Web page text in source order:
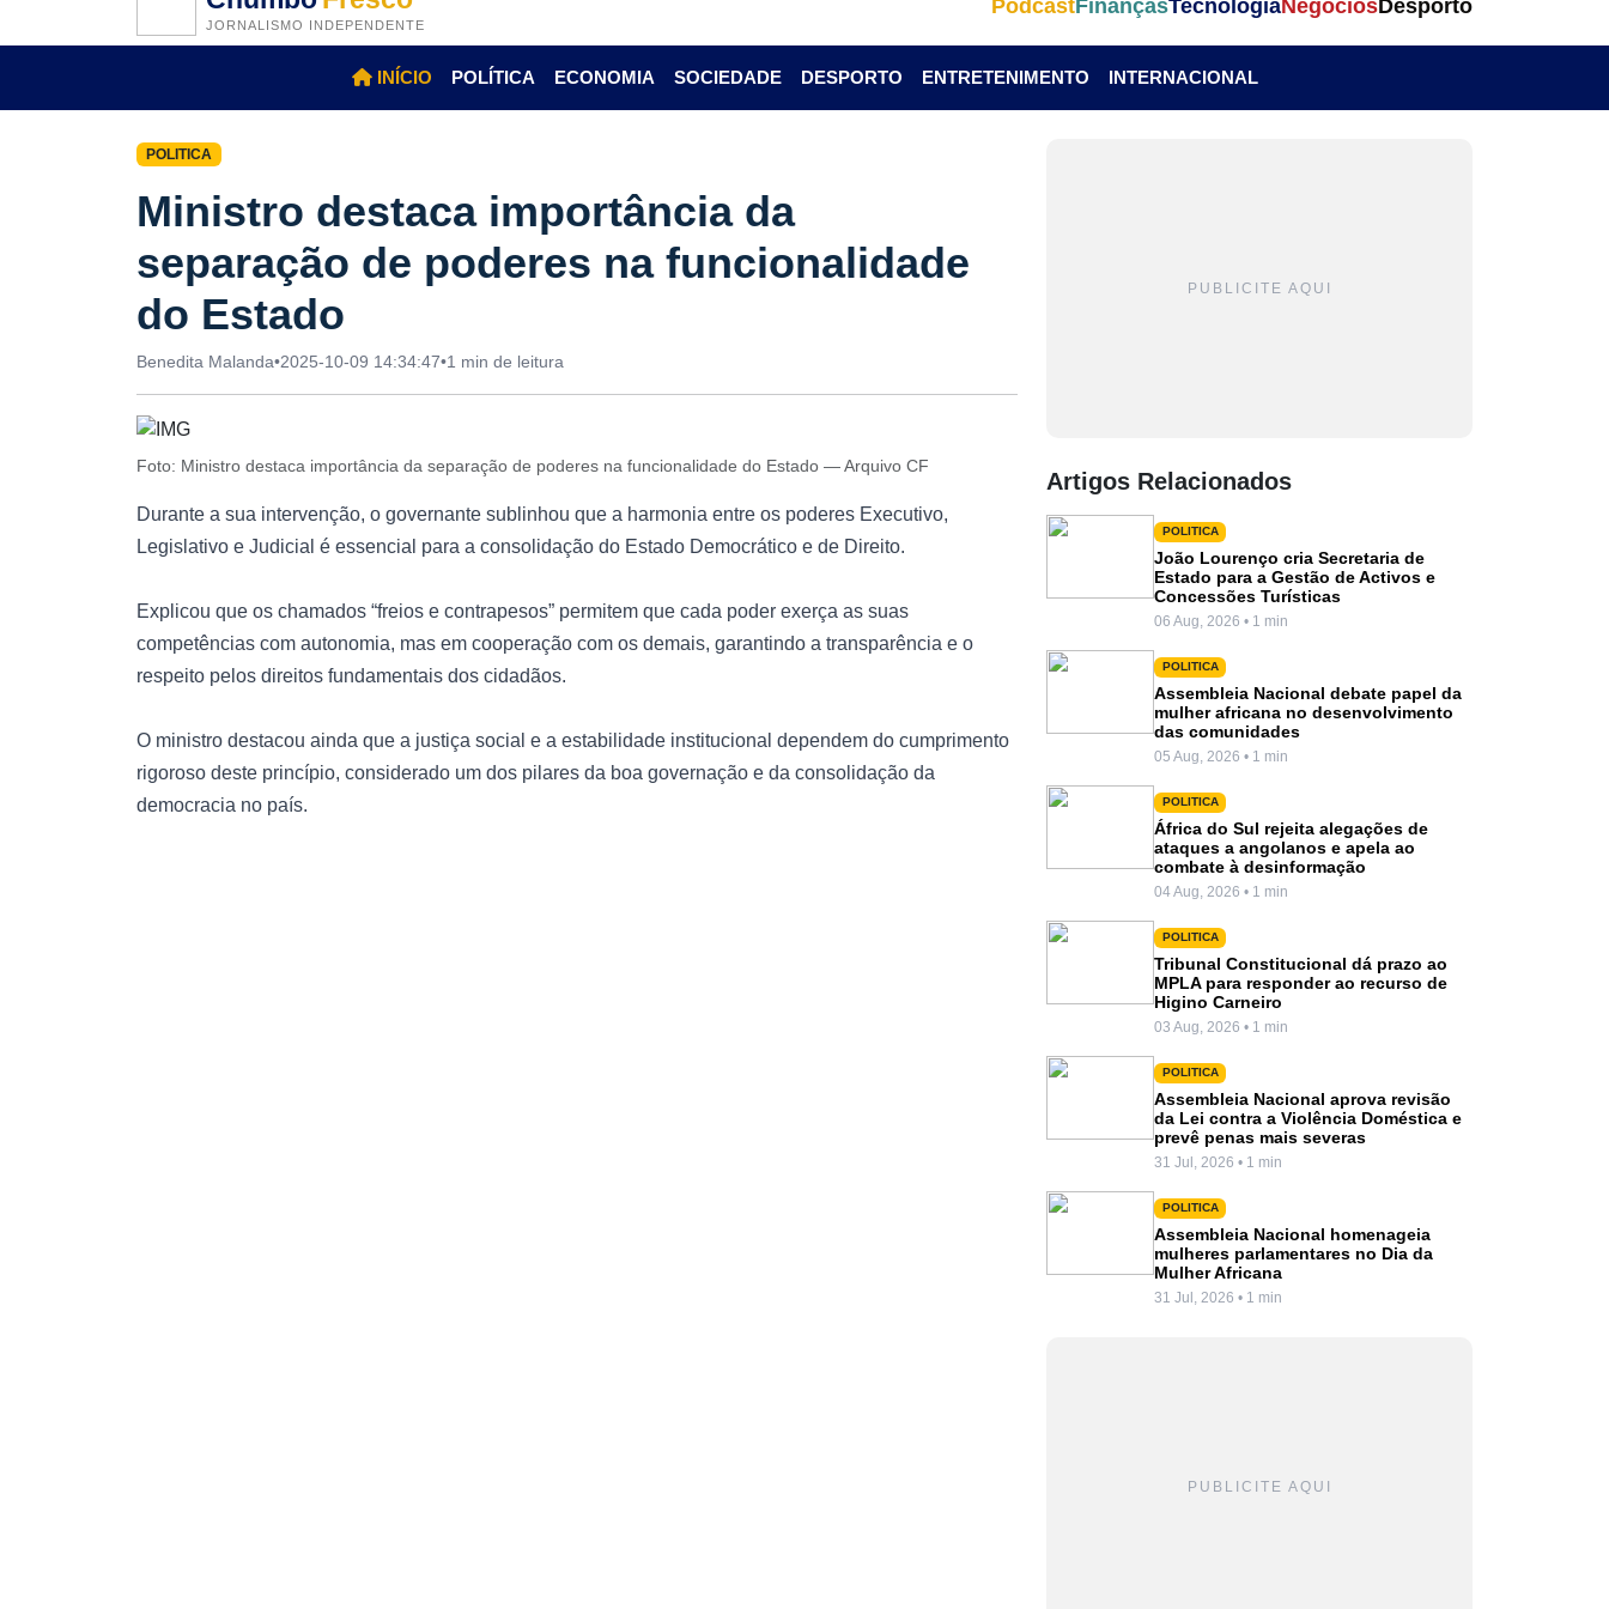
JORNALISMO INDEPENDENTE
PodcastFinançasTecnologiaNegóciosDesporto
INÍCIO POLÍTICA ECONOMIA SOCIEDADE DESPORTO ENTRETENIMENTO INTERNACIONAL
POLITICA
Ministro destaca importância da
separação de poderes na funcionalidade
do Estado
Benedita Malanda•2025-10-09 14:34:47•1 min de leitura
Foto: Ministro destaca importância da separação de poderes na funcionalidade do Estado — Arquivo CF
Durante a sua intervenção, o governante sublinhou que a harmonia entre os poderes Executivo,
Legislativo e Judicial é essencial para a consolidação do Estado Democrático e de Direito.
Explicou que os chamados “freios e contrapesos” permitem que cada poder exerça as suas
competências com autonomia, mas em cooperação com os demais, garantindo a transparência e o
respeito pelos direitos fundamentais dos cidadãos.
O ministro destacou ainda que a justiça social e a estabilidade institucional dependem do cumprimento
rigoroso deste princípio, considerado um dos pilares da boa governação e da consolidação da
democracia no país.
PUBLICITE AQUI
Artigos Relacionados
POLITICA
João Lourenço cria Secretaria de
Estado para a Gestão de Activos e
Concessões Turísticas
06 Aug, 2026 • 1 min
POLITICA
Assembleia Nacional debate papel da
mulher africana no desenvolvimento
das comunidades
05 Aug, 2026 • 1 min
POLITICA
África do Sul rejeita alegações de
ataques a angolanos e apela ao
combate à desinformação
04 Aug, 2026 • 1 min
POLITICA
Tribunal Constitucional dá prazo ao
MPLA para responder ao recurso de
Higino Carneiro
03 Aug, 2026 • 1 min
POLITICA
Assembleia Nacional aprova revisão
da Lei contra a Violência Doméstica e
prevê penas mais severas
31 Jul, 2026 • 1 min
POLITICA
Assembleia Nacional homenageia
mulheres parlamentares no Dia da
Mulher Africana
31 Jul, 2026 • 1 min
PUBLICITE AQUI